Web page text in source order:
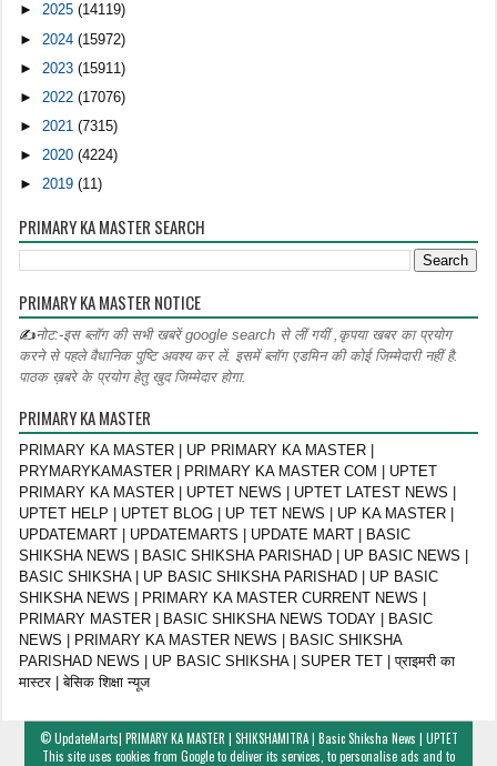
►2025(14119)
► 2024(15972)
► 2023(15911)
► 2022(17076)
►2021(7315)
►2020(4224)
►2019(11)
PRIMARY KA MASTER SEARCH
PRIMARY KA MASTER NOTICE
✍नोट:-इस ब्लॉग की सभी खबरें google search से लीं गयीं ,कृपया खबर का प्रयोग
करने से पहले वैधानिक पुष्टि अवश्य कर लें. इसमें ब्लॉग एडमिन की कोई जिम्मेदारी नहीं है.
पाठक ख़बरे के प्रयोग हेतु खुद जिम्मेदार होगा.
PRIMARY KA MASTER
PRIMARY KA MASTER | UP PRIMARY KA MASTER |
PRYMARYKAMASTER | PRIMARY KA MASTER COM | UPTET
PRIMARY KA MASTER | UPTET NEWS | UPTET LATEST NEWS |
UPTET HELP | UPTET BLOG | UP TET NEWS | UP KA MASTER |
UPDATEMART | UPDATEMARTS | UPDATE MART | BASIC
SHIKSHA NEWS | BASIC SHIKSHA PARISHAD | UP BASIC NEWS |
BASIC SHIKSHA | UP BASIC SHIKSHA PARISHAD | UP BASIC
SHIKSHA NEWS | PRIMARY KA MASTER CURRENT NEWS |
PRIMARY MASTER | BASIC SHIKSHA NEWS TODAY | BASIC
NEWS | PRIMARY KA MASTER NEWS | BASIC SHIKSHA
PARISHAD NEWS | UP BASIC SHIKSHA | SUPER TET | प्राइमरी का
मास्टर | बेसिक शिक्षा न्यूज
©UpdateMarts| PRIMARY KA MASTER | SHIKSHAMITRA | Basic Shiksha News | UPTET
This site uses cookies from Google to deliver its services, to personalise ads and to